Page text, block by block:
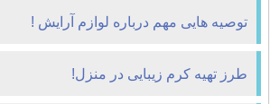
توصیه هایی مهم درباره لوازم آرایش !
طرز تهیه کرم زیبایی در منزل!